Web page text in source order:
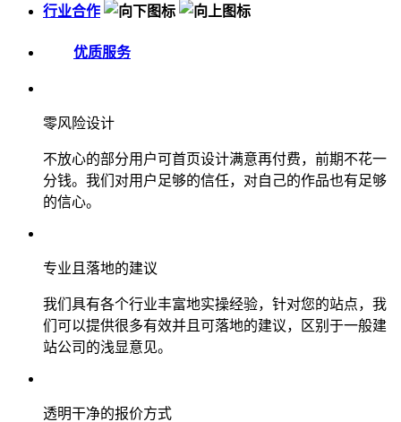
行业合作
优质服务
零风险设计
不放心的部分用户可首页设计满意再付费，前期不花一
分钱。我们对用户足够的信任，对自己的作品也有足够
的信心。
专业且落地的建议
我们具有各个行业丰富地实操经验，针对您的站点，我
们可以提供很多有效并且可落地的建议，区别于一般建
站公司的浅显意见。
透明干净的报价方式